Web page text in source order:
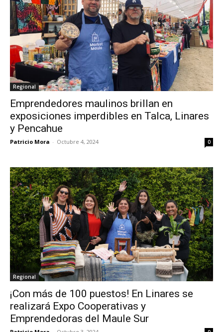
Regional
Emprendedores maulinos brillan en
exposiciones imperdibles en Talca, Linares
y Pencahue
Patricio Mora - Octubre 4, 2024 0
Regional
¡Con más de 100 puestos! En Linares se
realizará Expo Cooperativas y
Emprendedoras del Maule Sur